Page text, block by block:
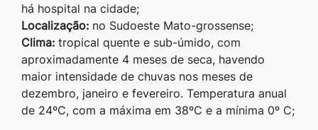
há hospital na cidade;
Localização: no Sudoeste Mato-grossense;
Clima: tropical quente e sub-úmido, com
aproximadamente 4 meses de seca, havendo
maior intensidade de chuvas nos meses de
dezembro, janeiro e fevereiro. Temperatura anual
de 24ºC, com a máxima em 38ºC e a mínima 0º C;